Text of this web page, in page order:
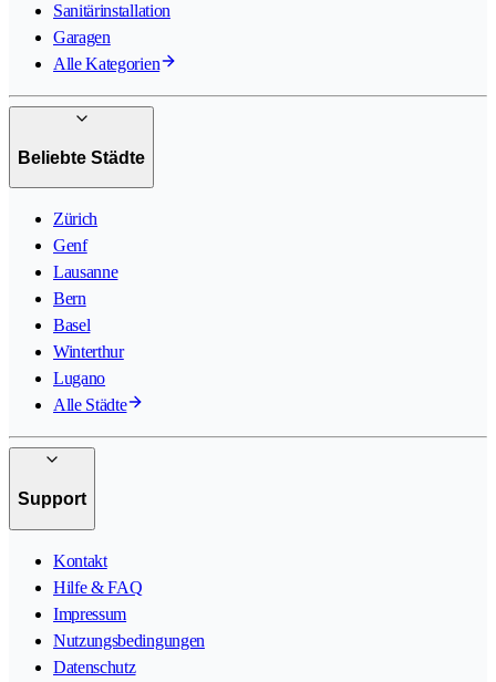
Sanitärinstallation
Garagen
Alle Kategorien
Beliebte Städte
Zürich
Genf
Lausanne
Bern
Basel
Winterthur
Lugano
Alle Städte
Support
Kontakt
Hilfe & FAQ
Impressum
Nutzungsbedingungen
Datenschutz